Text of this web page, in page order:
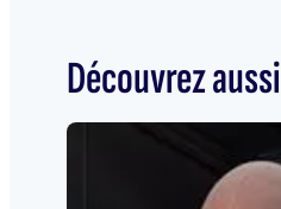
Découvrez aussi